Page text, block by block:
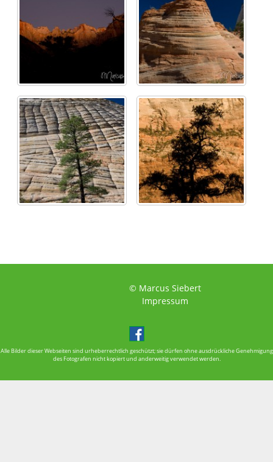
© Marcus Siebert
Impressum
Alle Bilder dieser Webseiten sind urheberrechtlich geschützt; sie dürfen ohne ausdrückliche Genehmigung
des Fotografen nicht kopiert und anderweitig verwendet werden.